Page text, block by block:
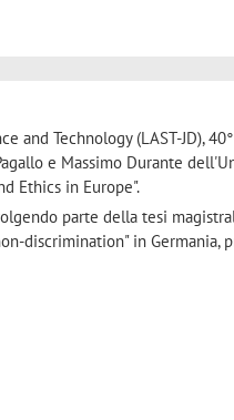
and Technology (LAST-JD),
e Massimo Durante
Ethics in Europe".
parte della tesi
discrimination" in Germania,